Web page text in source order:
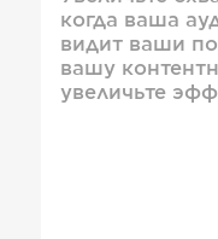
когда ваша
видит ваши
вашу
увеличьте